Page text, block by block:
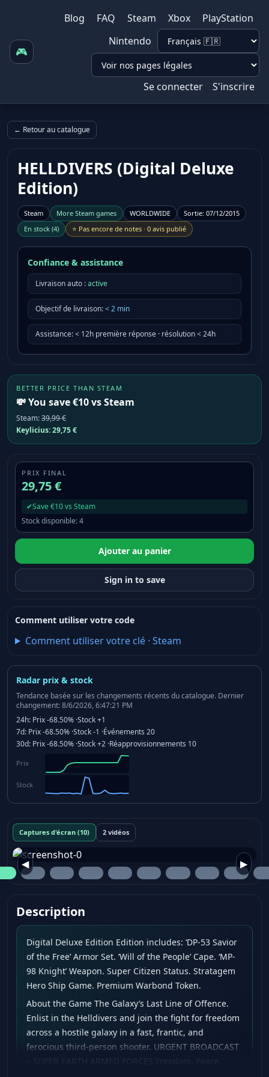
🎮
Blog FAQ Steam Xbox
PlayStation
Nintendo
Se connecter S'inscrire
← Retour au catalogue
HELLDIVERS (Digital Deluxe
Edition)
Steam More Steam games WORLDWIDE Sortie: 07/12/2015
En stock (4) ⭐ Pas encore de notes · 0 avis publié
Confiance & assistance
Livraison auto :active
Objectif de livraison:<2 min
Assistance:< 12h première réponse · résolution < 24h
BETTER PRICE THAN STEAM
💸 You save €10 vs Steam
Steam:39,99 €
Keylicius:29,75 €
Radar prix & stock
Tendance basée sur les changements récents du catalogue. Dernier
changement: 8/6/2026, 6:47:21 PM
24h: Prix-68.50% ·Stock+1
7d: Prix-68.50% ·Stock-1 ·Événements 20
30d: Prix-68.50% ·Stock+2 ·Réapprovisionnements 10
Prix
Stock
Captures d'écran (10) 2 vidéos
◀ ▶
Description
Digital Deluxe Edition Edition includes: ‘DP-53 Savior
of the Free’ Armor Set. ‘Will of the People’ Cape. ‘MP-
98 Knight’ Weapon. Super Citizen Status. Stratagem
Hero Ship Game. Premium Warbond Token.
About the Game The Galaxy’s Last Line of Offence.
Enlist in the Helldivers and join the fight for freedom
across a hostile galaxy in a fast, frantic, and
ferocious third-person shooter. URGENT BROADCAST
PRIX FINAL
29,75 €
✔Save €10 vs Steam
Stock disponible:4
Ajouter au panier
Sign in to save
Comment utiliser votre code
Comment utiliser votre clé· Steam